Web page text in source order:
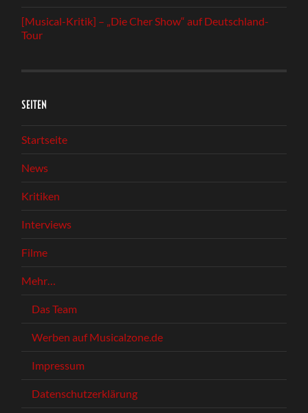
[Musical-Kritik] – „Die Cher Show“ auf Deutschland-
Tour
SEITEN
Startseite
News
Kritiken
Interviews
Filme
Mehr…
Das Team
Werben auf Musicalzone.de
Impressum
Datenschutzerklärung